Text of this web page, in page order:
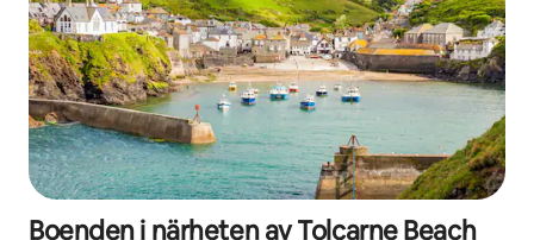
Boenden i närheten av Tolcarne Beach